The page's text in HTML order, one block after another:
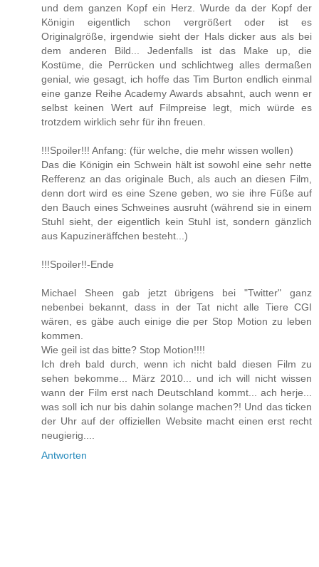
und dem ganzen Kopf ein Herz. Wurde da der Kopf der
Königin eigentlich schon vergrößert oder ist es
Originalgröße, irgendwie sieht der Hals dicker aus als bei
dem anderen Bild... Jedenfalls ist das Make up, die
Kostüme, die Perrücken und schlichtweg alles dermaßen
genial, wie gesagt, ich hoffe das Tim Burton endlich einmal
eine ganze Reihe Academy Awards absahnt, auch wenn er
selbst keinen Wert auf Filmpreise legt, mich würde es
trotzdem wirklich sehr für ihn freuen.
!!!Spoiler!!! Anfang: (für welche, die mehr wissen wollen)
Das die Königin ein Schwein hält ist sowohl eine sehr nette
Refferenz an das originale Buch, als auch an diesen Film,
denn dort wird es eine Szene geben, wo sie ihre Füße auf
den Bauch eines Schweines ausruht (während sie in einem
Stuhl sieht, der eigentlich kein Stuhl ist, sondern gänzlich
aus Kapuzineräffchen besteht...)
!!!Spoiler!!-Ende
Michael Sheen gab jetzt übrigens bei "Twitter" ganz
nebenbei bekannt, dass in der Tat nicht alle Tiere CGI
wären, es gäbe auch einige die per Stop Motion zu leben
kommen.
Wie geil ist das bitte? Stop Motion!!!!
Ich dreh bald durch, wenn ich nicht bald diesen Film zu
sehen bekomme... März 2010... und ich will nicht wissen
wann der Film erst nach Deutschland kommt... ach herje...
was soll ich nur bis dahin solange machen?! Und das ticken
der Uhr auf der offiziellen Website macht einen erst recht
neugierig....
Antworten